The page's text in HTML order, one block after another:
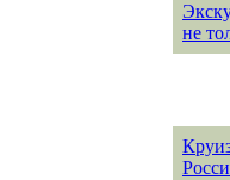
не